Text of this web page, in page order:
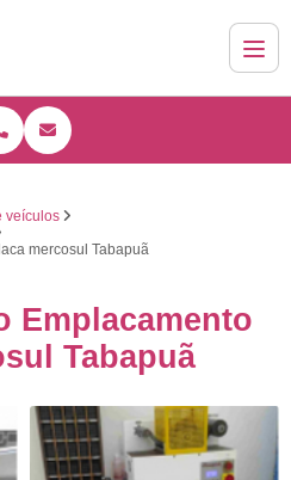
veículos
mercosul Tabapuã
Emplacamento
Tabapuã